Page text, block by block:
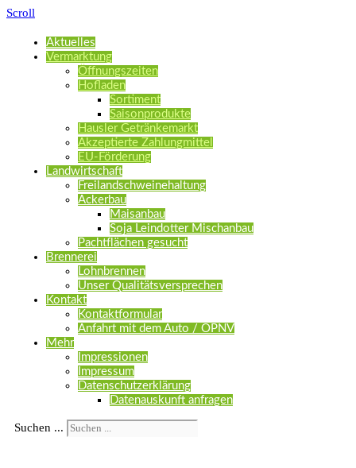
Scroll
Aktuelles
Vermarktung
Öffnungszeiten
Hofladen
Sortiment
Saisonprodukte
Hausler Getränkemarkt
Akzeptierte Zahlungmittel
EU-Förderung
Landwirtschaft
Freilandschweinehaltung
Ackerbau
Maisanbau
Soja Leindotter Mischanbau
Pachtflächen gesucht
Brennerei
Lohnbrennen
Unser Qualitätsversprechen
Kontakt
Kontaktformular
Anfahrt mit dem Auto / ÖPNV
Mehr
Impressionen
Impressum
Datenschutzerklärung
Datenauskunft anfragen
Suchen ...